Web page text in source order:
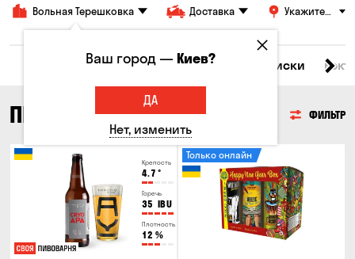
Вольная Терешковка Доставка
Укажите
Все товары Пиво Сидр Виски
ПИВО ФИЛЬТР
Крепость
4.7 °
Горечь
35 IBU
Плотность
12 %
Только онлайн
Ваш город —Киев?
ДА
Нет, изменить